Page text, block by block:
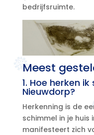
bedrijfsruimte.​
Meest
1.​ Hoe herken
Nieuwdorp?
Herkenning is de
schimmel in je huis
manifesteert zich